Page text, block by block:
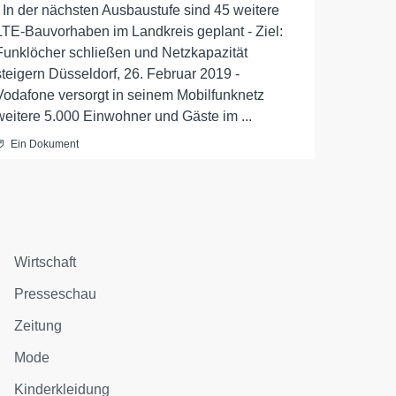
In der nächsten Ausbaustufe sind 45 weitere
Bauvorhaben im Landkreis geplant - Ziel:
schließen und Netzkapazität
Düsseldorf, 26. Februar 2019 -
versorgt in seinem Mobilfunknetz
5.000 Einwohner und Gäste im ...
Ein Dokument
Wirtschaft
Presseschau
Zeitung
Mode
Kinderkleidung